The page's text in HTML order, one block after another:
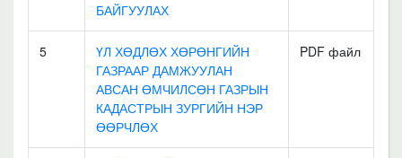
БАЙГУУЛАХ
5
ҮЛ ХӨДЛӨХ ХӨРӨНГИЙН
ГАЗРААР ДАМЖУУЛАН
АВСАН ӨМЧИЛСӨН ГАЗРЫН
КАДАСТРЫН ЗУРГИЙН НЭР
ӨӨРЧЛӨХ
PDF файл